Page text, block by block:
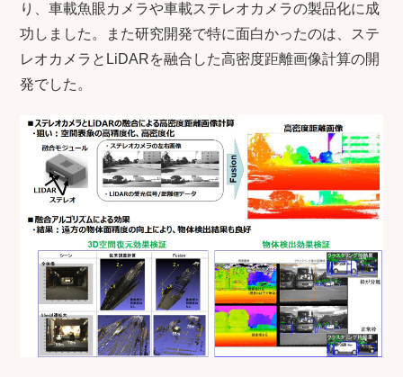
り、車載魚眼カメラや車載ステレオカメラの製品化に成
功しました。また研究開発で特に面白かったのは、ステ
レオカメラとLiDARを融合した高密度距離画像計算の開
発でした。